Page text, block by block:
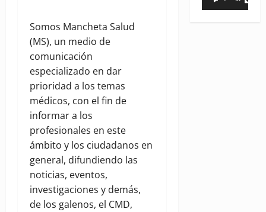
Somos Mancheta Salud
(MS), un medio de
comunicación
especializado en dar
prioridad a los temas
médicos, con el fin de
informar a los
profesionales en este
ámbito y los ciudadanos en
general, difundiendo las
noticias, eventos,
investigaciones y demás,
de los galenos, el CMD,